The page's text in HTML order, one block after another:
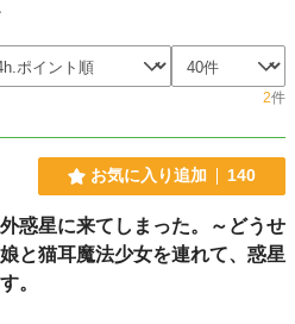
2件
お気に入り追加 140
惑星に来てしまった。～どうせ
と猫耳魔法少女を連れて、惑星
。